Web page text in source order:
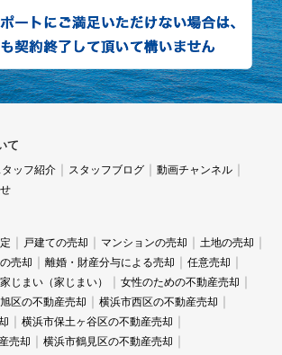
て
タッフ紹介 スタッフブログ
動画チャンネル
戸建ての売却 マンションの売却
土地の売却
売却 離婚・財産分与による売却
任意売却
じまい（家じまい）
女性のための不動産売却
区の不動産売却
横浜市西区の不動産売却
横浜市保土ヶ谷区の不動産売却
売却
横浜市鶴見区の不動産売却